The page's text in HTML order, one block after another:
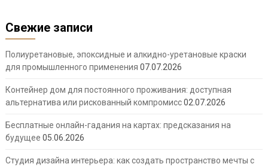
Свежие записи
Полиуретановые, эпоксидные и алкидно-уретановые краски
для промышленного применения 07.07.2026
Контейнер дом для постоянного проживания: доступная
альтернатива или рискованный компромисс02.07.2026
Бесплатные онлайн-гадания на картах: предсказания на
будущее 05.06.2026
Студия дизайна интерьера: как создать пространство мечты с